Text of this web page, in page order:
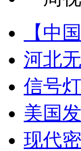
【中
河北
信号
美国
现代